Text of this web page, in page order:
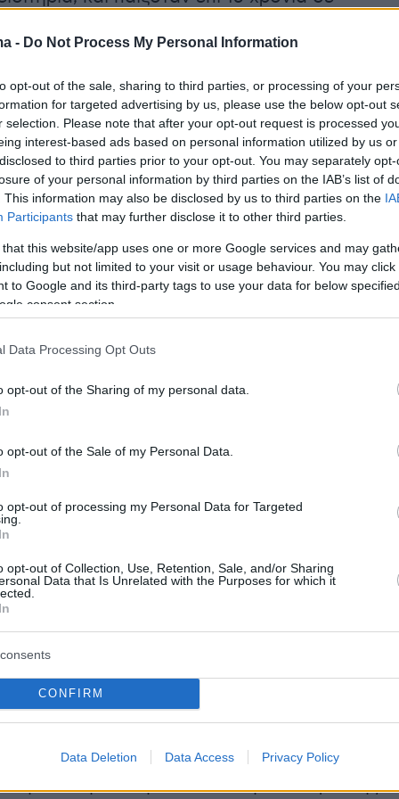
- Do Not Process My Personal Information
opt-out of the sale, sharing to third parties, or processing of your
for targeted advertising by us, please use the below opt-out
selection. Please note that after your opt-out request is processed
interest-based ads based on personal information utilized by us
to third parties prior to your opt-out. You may separately
of your personal information by third parties on the IAB’s list of
This information may also be disclosed by us to third parties on the
Participants that may further disclose it to other third parties.
that this website/app uses one or more Google services and may
but not limited to your visit or usage behaviour. You may
to Google and its third-party tags to use your data for below
consent section.
Data Processing Opt Outs
opt-out of the Sharing of my personal data.
opt-out of the Sale of my Personal Data.
opt-out of processing my Personal Data for Targeted
opt-out of Collection, Use, Retention, Sale, and/or Sharing
Data that Is Unrelated with the Purposes for which it
CONFIRM
Data Deletion Data Access Privacy Policy
την είδαν εξάλλου σε ολόκληρο τον
από άλλα μέσα. Σήμερα είναι διαθέσιμη
από την πλατφόρμαAmazonκαι
16 ετών.
ήταν βασισμένη στο ομώνυμο
σέλερ που έγραψε το 1959 ηΕμμανουέλ
ο Ιβ Ρουσέ-Ρουάρ, θέλοντας να
σε ένα νεαρό σκηνοθέτη, απευθύνθηκε
Ζιστ Ζεκέν, ο οποίος ενθουσιάστηκε με
στη συνέχεια την «Ιστορία της